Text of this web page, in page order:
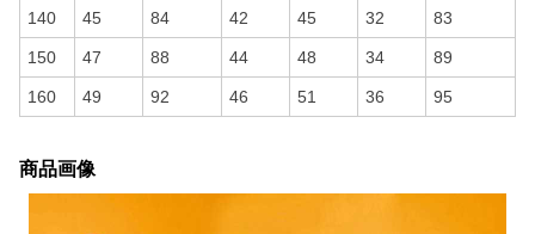
140 45 84 42 45 32 83
150 47 88 44 48 34 89
160 49 92 46 51 36 95
商品画像